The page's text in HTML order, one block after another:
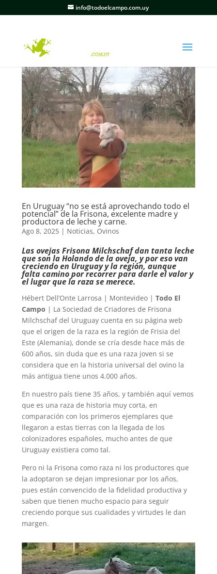
info@todoelcampo.com.uy
En Uruguay “no se está aprovechando todo el
potencial” de la Frisona, excelente madre y
productora de leche y carne.
Ago 8, 2025| Noticias, Ovinos
Las ovejas Frisona Milchschaf dan tanta leche
que son la Holando de la oveja, y por eso van
creciendo en Uruguay y la región, aunque
falta camino por recorrer para darle el valor y
el lugar que la raza se merece.
Hébert Dell’Onte Larrosa | Montevideo | Todo El
Campo | La Sociedad de Criadores de Frisona
Milchschaf del Uruguay cuenta en su página web
que el origen de la raza es la región de Frisia del
Este (Alemania), donde se cría desde hace más de
600 años, sin duda que es una raza joven si se
considera que en la historia universal del ovino la
más antigua tiene unos 4.000 años.
En nuestro país tiene 35 años, y también aquí vemos
que es una raza de historia muy corta, en
comparación con los primeros ejemplares que
llegaron a estas tierras con la llegada de los
colonizadores españoles, mucho antes de que
Uruguay existiera como tal.
Pero ni la Frisona como raza ni los productores que
la adoptaron se dejan impresionar por los años,
pues están convencido de la fidelidad productiva y
saben que tienen mucho espacio para seguir
creciendo porque sus cualidades y virtudes le dan
margen.